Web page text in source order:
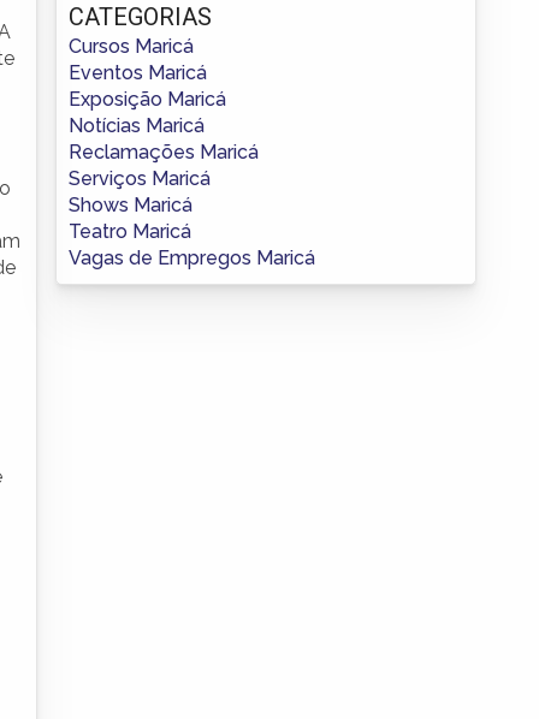
CATEGORIAS
Cursos Maricá
Eventos Maricá
Exposição Maricá
Notícias Maricá
Reclamações Maricá
Serviços Maricá
Shows Maricá
Teatro Maricá
Vagas de Empregos Maricá